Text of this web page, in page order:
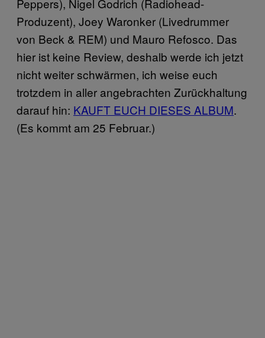
Produzent), Joey Waronker (Livedrummer
von Beck & REM) und Mauro Refosco. Das
hier ist keine Review, deshalb werde ich jetzt
nicht weiter schwärmen, ich weise euch
trotzdem in aller angebrachten Zurückhaltung
darauf hin: KAUFT EUCH DIESES ALBUM.
(Es kommt am 25 Februar.)